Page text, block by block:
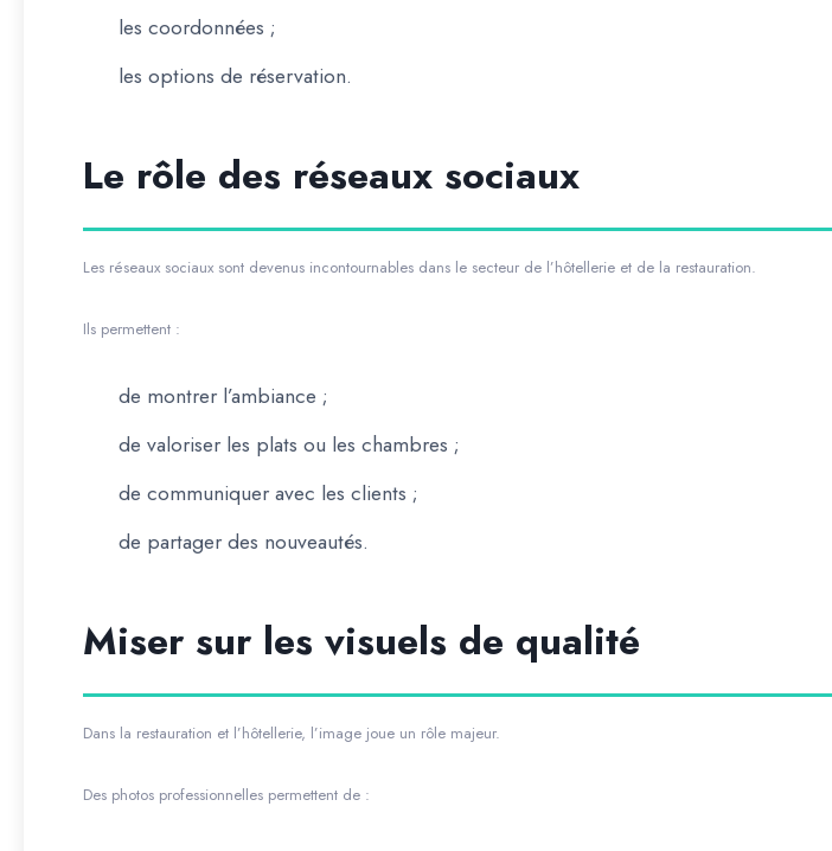
les coordonnées ;
les options de réservation.
Le rôle des réseaux sociaux
Les réseaux sociaux sont devenus incontournables dans le secteur de l’hôtellerie et de la restauration.
Ils permettent :
de montrer l’ambiance ;
de valoriser les plats ou les chambres ;
de communiquer avec les clients ;
de partager des nouveautés.
Miser sur les visuels de qualité
Dans la restauration et l’hôtellerie, l’image joue un rôle majeur.
Des photos professionnelles permettent de :